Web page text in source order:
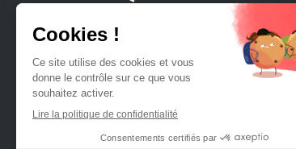
Créée en 1963, la Fondation Maison
soutient la recherche et la diffusion des